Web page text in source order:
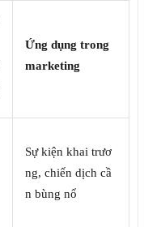
Ứng dụng trong
marketing
Sự kiện khai trươ
ng, chiến dịch cầ
n bùng nổ